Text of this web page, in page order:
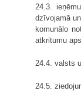
24.3.
dzīvojamā
komunālo
atkritumu
24.4. valsts
24.5.